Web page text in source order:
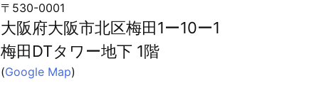
〒530-0001
大阪府大阪市北区梅田1ー10ー1
梅田DTタワー地下 1階
(Google Map)